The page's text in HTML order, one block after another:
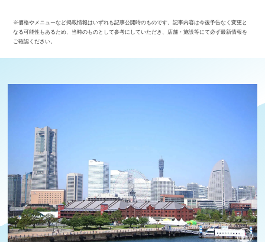
※価格やメニューなど掲載情報はいずれも記事公開時のものです。記事内容は今後予告なく変更と
なる可能性もあるため、当時のものとして参考にしていただき、店舗・施設等にて必ず最新情報を
ご確認ください。